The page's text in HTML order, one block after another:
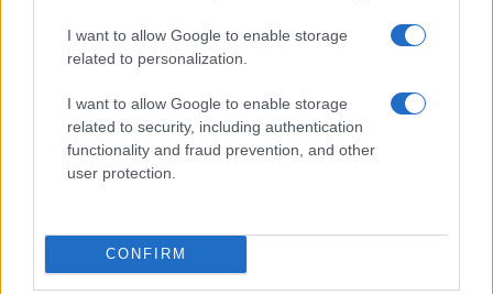
I want to allow Google to enable storage
related to personalization.
I want to allow Google to enable storage
related to security, including authentication
functionality and fraud prevention, and other
user protection.
CONFIRM
fenntartható, amit csinál.